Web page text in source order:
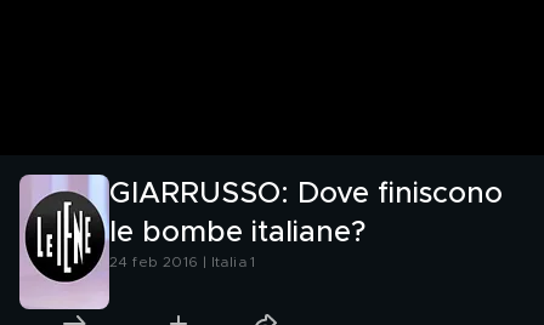
GIARRUSSO: Dove finiscono
le bombe italiane?
24 feb 2016 | Italia 1